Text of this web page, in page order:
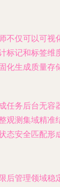
仅可以可
记和标签
生成质量
务后台无
测集域精
安全匹配形
管理领域